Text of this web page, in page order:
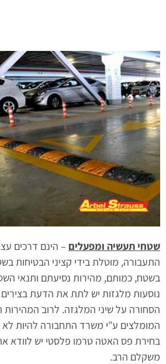
שטחי תעשיה ומפעלים – הינם דרכים
התעבורה, מוטלת בידי קציני הבטיחות
בשטח, כמותם, מהירות נסיעתם ותנאי
נוסעות מלגזות יש לתת את הדעת
המומלצים ע”י משרד התחבורה להיות לא
בחירת פס האטה טרמו פלסטי יש לוודא
משקלם הרב.